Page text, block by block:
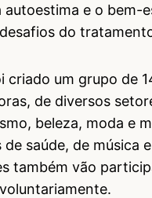
autoestima e o bem-
do
criado um grupo de
de diversos
beleza, moda e
saúde, de música
também vão